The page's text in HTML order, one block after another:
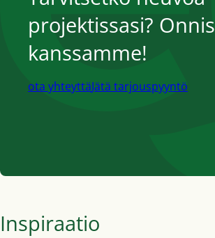
projektissasi?
kanssamme!
ota yhteyttäJätä tarjouspyyntö
Inspiraatio